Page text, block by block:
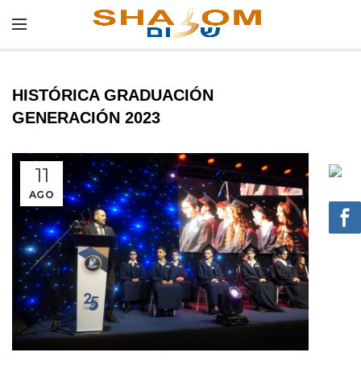
HISTÓRICA GRADUACIÓN
GENERACIÓN 2023
11
AGO